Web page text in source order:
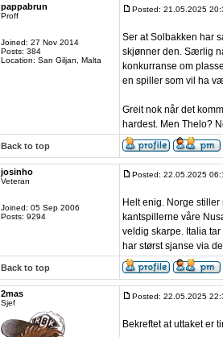
pappabrun
Proff
Joined: 27 Nov 2014
Posts: 384
Location: San Giljan, Malta
Posted: 21.05.2025
Ser at Solbakken har
skjønner den. Særlig
konkurranse om
en spiller som vil ha
Greit nok når det
hardest. Men Thelo?
Back to top
josinho
Veteran
Joined: 05 Sep 2006
Posts: 9294
Posted: 22.05.2025
Helt enig. Norge
kantspillerne våre
veldig skarpe. Italia
har størst sjanse via
Back to top
2mas
Sjef
Posted: 22.05.2025
Bekreftet at uttaket er